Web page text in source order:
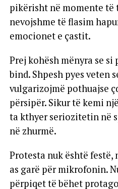
pikërisht në momente të
nevojshme të flasim
emocionet e çastit.
Prej kohësh mënyra se
bind. Shpesh pyes veten
vulgarizojmë pothuajse
përsipër. Sikur të kemi
ta kthyer seriozitetin në
në zhurmë.
Protesta nuk është festë,
as garë për mikrofonin.
përpiqet të bëhet